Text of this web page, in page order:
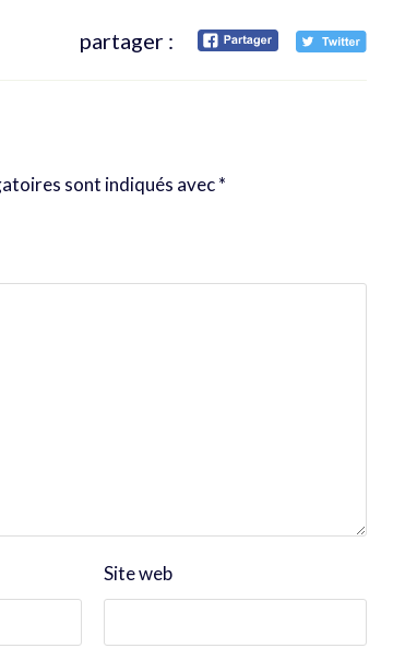
partager :
sont indiqués avec*
Site web